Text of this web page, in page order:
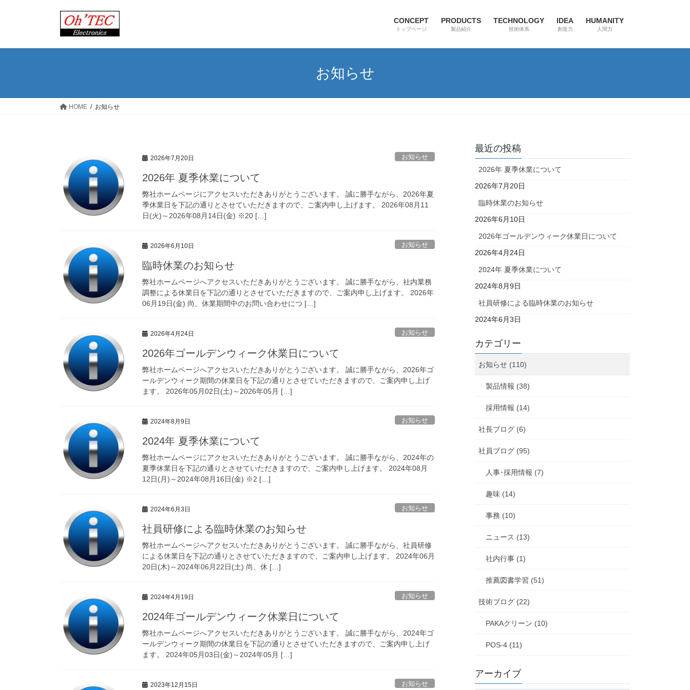
CONCEPT
トップページ
PRODUCTS
製品紹介
TECHNOLOGY
技術体系
IDEA
創造力
HUMANITY
人間力
お知らせ
HOME お知らせ
2026年7月20日 お知らせ
2026年 夏季休業について
弊社ホームページにアクセスいただきありがとうございます。 誠に勝手ながら、2026年夏
季休業日を下記の通りとさせていただきますので、ご案内申し上げます。 2026年08月11
日(火)～2026年08月14日(金) ※20 […]
2026年6月10日 お知らせ
臨時休業のお知らせ
弊社ホームページへアクセスいただきありがとうございます。 誠に勝手ながら、社内業務
調整による休業日を下記の通りとさせていただきますので、ご案内申し上げます。 2026年
06月19日(金) 尚、休業期間中のお問い合わせにつ […]
2026年4月24日 お知らせ
2026年ゴールデンウィーク休業日について
弊社ホームページへアクセスいただきありがとうございます。 誠に勝手ながら、2026年ゴ
ールデンウィーク期間の休業日を下記の通りとさせていただきますので、ご案内申し上げ
ます。 2026年05月02日(土)～2026年05月 […]
2024年8月9日 お知らせ
2024年 夏季休業について
弊社ホームページにアクセスいただきありがとうございます。 誠に勝手ながら、2024年の
夏季休業日を下記の通りとさせていただきますので、ご案内申し上げます。 2024年08月
12日(月)～2024年08月16日(金) ※2 […]
2024年6月3日 お知らせ
社員研修による臨時休業のお知らせ
弊社ホームページへアクセスいただきありがとうございます。 誠に勝手ながら、社員研修
による休業日を下記の通りとさせていただきますので、ご案内申し上げます。 2024年06月
20日(木)～2024年06月22日(土) 尚、休 […]
2024年4月19日 お知らせ
2024年ゴールデンウィーク休業日について
弊社ホームページへアクセスいただきありがとうございます。 誠に勝手ながら、2024年ゴ
ールデンウィーク期間の休業日を下記の通りとさせていただきますので、ご案内申し上げ
ます。 2024年05月03日(金)～2024年05月 […]
2023年12月15日 お知らせ
最近の投稿
2026年 夏季休業について
2026年7月20日
臨時休業のお知らせ
2026年6月10日
2026年ゴールデンウィーク休業日について
2026年4月24日
2024年 夏季休業について
2024年8月9日
社員研修による臨時休業のお知らせ
2024年6月3日
カテゴリー
お知らせ (110)
製品情報 (38)
採用情報 (14)
社長ブログ (6)
社員ブログ (95)
人事･採用情報 (7)
趣味 (14)
事務 (10)
ニュース (13)
社内行事 (1)
推薦図書学習 (51)
技術ブログ (22)
PAKAクリーン (10)
POS-4 (11)
アーカイブ